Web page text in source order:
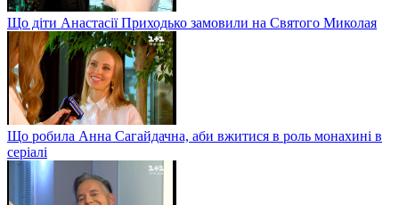
Що діти Анастасії Приходько замовили на Святого Миколая
Що робила Анна Сагайдачна, аби вжитися в роль монахині в
серіалі